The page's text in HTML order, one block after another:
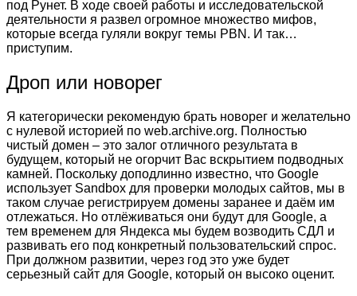
под Рунет. В ходе своей работы и исследовательской
деятельности я развел огромное множество мифов,
которые всегда гуляли вокруг темы PBN. И так…
приступим.
Дроп или новорег
Я категорически рекомендую брать новорег и желательно
с нулевой историей по web.archive.org. Полностью
чистый домен – это залог отличного результата в
будущем, который не огорчит Вас вскрытием подводных
камней. Поскольку доподлинно известно, что Google
использует Sandbox для проверки молодых сайтов, мы в
таком случае регистрируем домены заранее и даём им
отлежаться. Но отлёживаться они будут для Google, а
тем временем для Яндекса мы будем возводить СДЛ и
развивать его под конкретный пользовательский спрос.
При должном развитии, через год это уже будет
серьезный сайт для Google, который он высоко оценит.